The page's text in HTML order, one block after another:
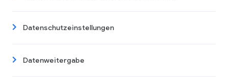
Datenschutzeinstellungen
Datenweitergabe